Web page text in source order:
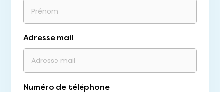
Adresse mail
Numéro de téléphone